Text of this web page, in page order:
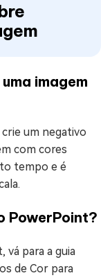
imagem
um negativo
com cores
tempo e é
PowerPoint?
vá para a guia
de Cor para